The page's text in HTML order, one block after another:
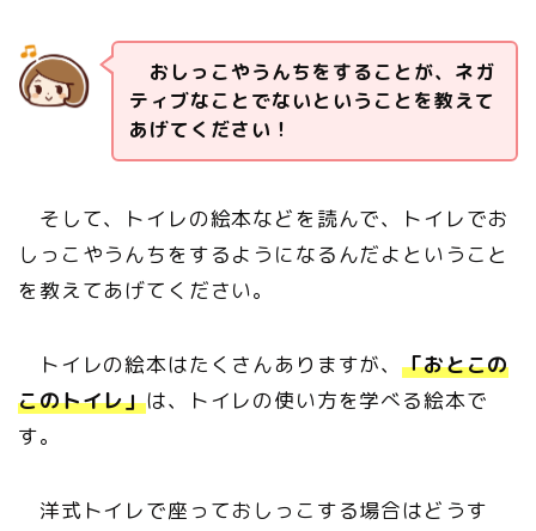
おしっこやうんちをすることが、ネガ
ティブなことでないということを教えて
あげてください！
そして、トイレの絵本などを読んで、トイレでお
しっこやうんちをするようになるんだよということ
を教えてあげてください。
トイレの絵本はたくさんありますが、「おとこの
このトイレ」は、トイレの使い方を学べる絵本で
す。
洋式トイレで座っておしっこする場合はどうす